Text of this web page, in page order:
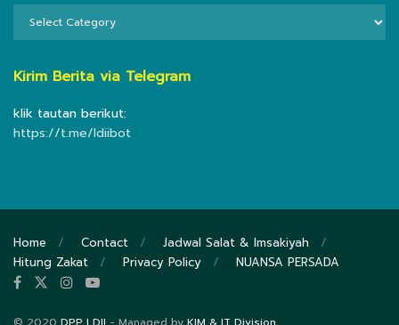
KATEGORI
Kirim Berita via Telegram
klik tautan berikut:
https://t.me/ldiibot
Home Contact
Jadwal Salat & Imsakiyah
Hitung Zakat
Privacy Policy NUANSA PERSADA